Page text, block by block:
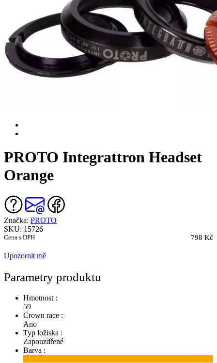
PROTO Integrattron Headset
Orange
Značka: PROTO
SKU: 15726
Cena s DPH 798 Kč
Upozornit mě
Parametry produktu
Hmotnost :
59
Crown race :
Ano
Typ ložiska :
Zapouzdřené
Barva :